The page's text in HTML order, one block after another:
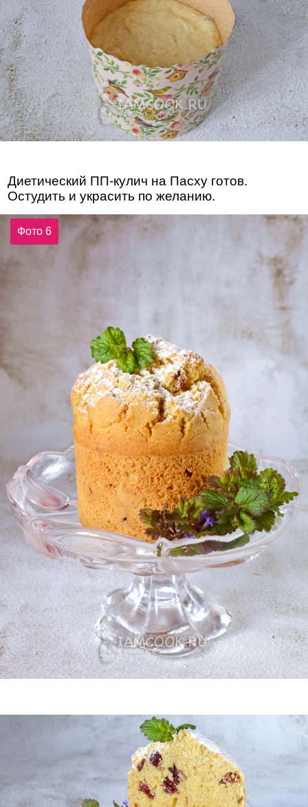
Диетический ПП-кулич на Пасху готов.
Остудить и украсить по желанию.
Фото 6